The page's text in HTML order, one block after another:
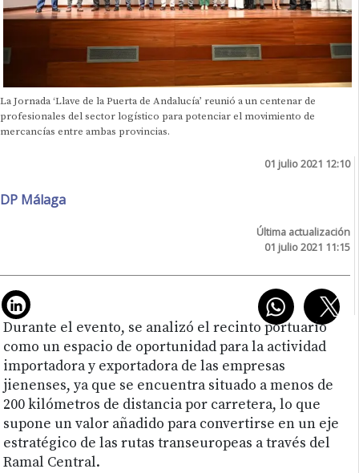
La Jornada ‘Llave de la Puerta de Andalucía’ reunió a un centenar de
profesionales del sector logístico para potenciar el movimiento de
mercancías entre ambas provincias.
01 julio 2021 12:10
DP Málaga
Última actualización
01 julio 2021 11:15
Durante el evento, se analizó el recinto portuario
como un espacio de oportunidad para la actividad
importadora y exportadora de las empresas
jienenses, ya que se encuentra situado a menos de
200 kilómetros de distancia por carretera, lo que
supone un valor añadido para convertirse en un eje
estratégico de las rutas transeuropeas a través del
Ramal Central.